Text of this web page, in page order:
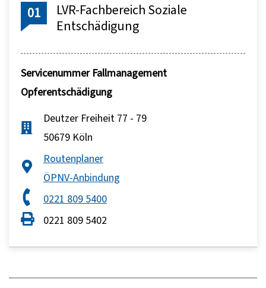
01
LVR-Fachbereich Soziale
Entschädigung
Servicenummer Fallmanagement
Opferentschädigung
Deutzer Freiheit 77 - 79
50679 Köln
Routenplaner
ÖPNV-Anbindung
0221 809 5400
0221 809 5402